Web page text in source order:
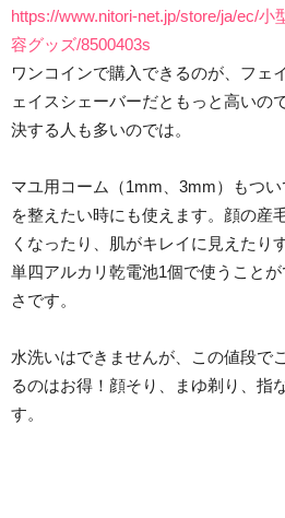
https://www.nitori-net.jp/store/ja/ec/
容グッズ/8500403s
ワンコインで購入できるのが、フェ
ェイスシェーバーだともっと高いの
決する人も多いのでは。
マユ用コーム（1mm、3mm）もつ
を整えたい時にも使えます。顔の産
くなったり、肌がキレイに見えたり
単四アルカリ乾電池1個で使うこと
さです。
水洗いはできませんが、この値段で
るのはお得！顔そり、まゆ剃り、指
す。